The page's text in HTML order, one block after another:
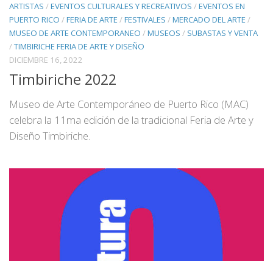
ARTISTAS /EVENTOS CULTURALES Y RECREATIVOS /EVENTOS EN
PUERTO RICO /FERIA DE ARTE /FESTIVALES /MERCADO DEL ARTE /
MUSEO DE ARTE CONTEMPORANEO /MUSEOS / SUBASTAS Y VENTA
/TIMBIRICHE FERIA DE ARTE Y DISEÑO
DICIEMBRE 16, 2022
Timbiriche 2022
Museo de Arte Contemporáneo de Puerto Rico (MAC)
celebra la 11ma edición de la tradicional Feria de Arte y
Diseño Timbiriche.